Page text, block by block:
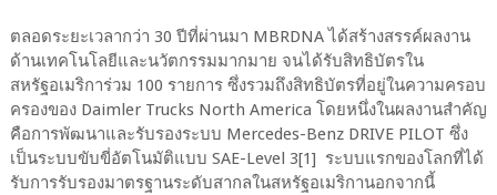
ตลอดระยะเวลากว่า 30 ปีที่ผ่านมา MBRDNA ได้สร้างสรรค์ผลงาน
ด้านเทคโนโลยีและนวัตกรรมมากมาย จนได้รับสิทธิบัตรใน
สหรัฐอเมริการ่วม 100 รายการ ซึ่งรวมถึงสิทธิบัตรที่อยู่ในความครอบ
ครองของ Daimler Trucks North America โดยหนึ่งในผลงานสำคัญ
คือการพัฒนาและรับรองระบบ Mercedes-Benz DRIVE PILOT ซึ่ง
เป็นระบบขับขี่อัตโนมัติแบบ SAE-Level 3[1] ระบบแรกของโลกที่ได้
รับการรับรองมาตรฐานระดับสากลในสหรัฐอเมริกานอกจากนี้